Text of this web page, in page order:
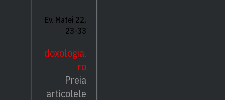
Ev. Matei 22,
23-33
doxologia.
ro
Preia
articolele